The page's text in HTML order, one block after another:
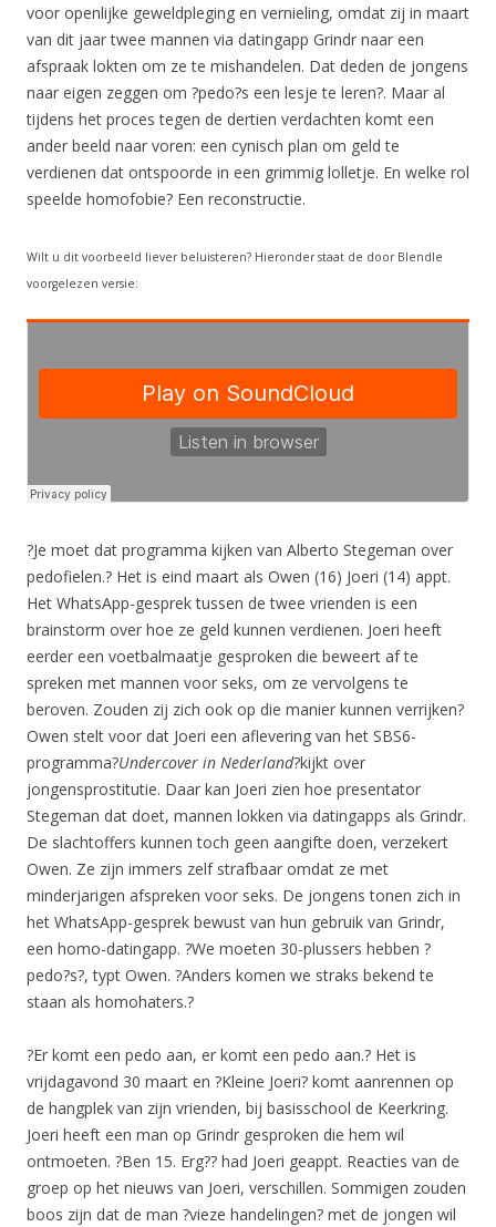
voor openlijke geweldpleging en vernieling, omdat zij in maart
van dit jaar twee mannen via datingapp Grindr naar een
afspraak lokten om ze te mishandelen. Dat deden de jongens
naar eigen zeggen om ?pedo?s een lesje te leren?. Maar al
tijdens het proces tegen de dertien verdachten komt een
ander beeld naar voren: een cynisch plan om geld te
verdienen dat ontspoorde in een grimmig lolletje. En welke rol
speelde homofobie? Een reconstructie.
Wilt u dit voorbeeld liever beluisteren? Hieronder staat de door Blendle
voorgelezen versie:
?Je moet dat programma kijken van Alberto Stegeman over
pedofielen.? Het is eind maart als Owen (16) Joeri (14) appt.
Het WhatsApp-gesprek tussen de twee vrienden is een
brainstorm over hoe ze geld kunnen verdienen. Joeri heeft
eerder een voetbalmaatje gesproken die beweert af te
spreken met mannen voor seks, om ze vervolgens te
beroven. Zouden zij zich ook op die manier kunnen verrijken?
Owen stelt voor dat Joeri een aflevering van het SBS6-
programma?Undercover in Nederland?kijkt over
jongensprostitutie. Daar kan Joeri zien hoe presentator
Stegeman dat doet, mannen lokken via datingapps als Grindr.
De slachtoffers kunnen toch geen aangifte doen, verzekert
Owen. Ze zijn immers zelf strafbaar omdat ze met
minderjarigen afspreken voor seks. De jongens tonen zich in
het WhatsApp-gesprek bewust van hun gebruik van Grindr,
een homo-datingapp. ?We moeten 30-plussers hebben ?
pedo?s?, typt Owen. ?Anders komen we straks bekend te
staan als homohaters.?
?Er komt een pedo aan, er komt een pedo aan.? Het is
vrijdagavond 30 maart en ?Kleine Joeri? komt aanrennen op
de hangplek van zijn vrienden, bij basisschool de Keerkring.
Joeri heeft een man op Grindr gesproken die hem wil
ontmoeten. ?Ben 15. Erg?? had Joeri geappt. Reacties van de
groep op het nieuws van Joeri, verschillen. Sommigen zouden
boos zijn dat de man ?vieze handelingen? met de jongen wil